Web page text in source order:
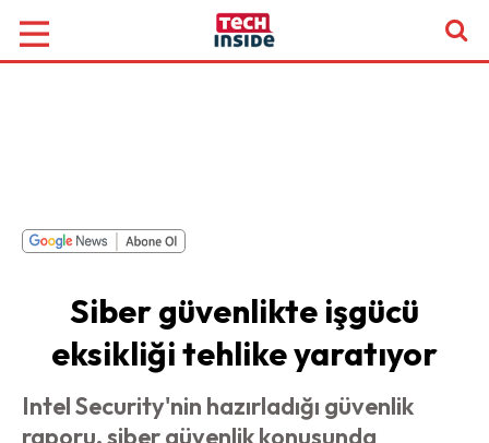
Siber güvenlikte işgücü
eksikliği tehlike yaratıyor
Intel Security'nin hazırladığı güvenlik
raporu, siber güvenlik konusunda